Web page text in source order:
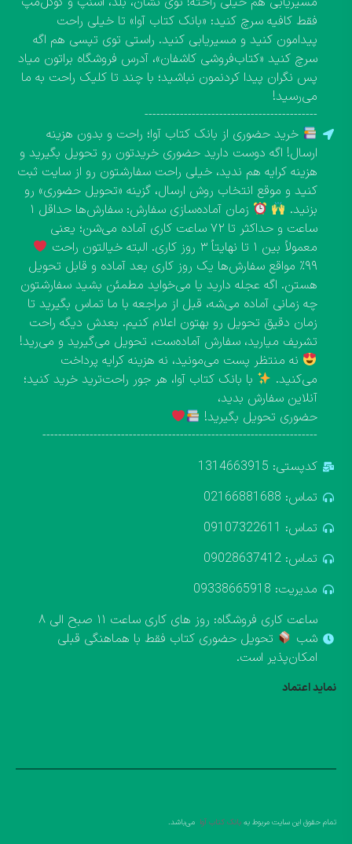
فقط کافیه سرچ کنید: «بانک کتاب آوا» تا خیلی راحت
پیدامون کنید و مسیریابی کنید. راستی توی تپسی هم اگه
سرچ کنید «کتاب‌فروشی کاشفان»، آدرس فروشگاه براتون میاد
پس نگران پیدا کردنمون نباشید؛ با چند تا کلیک راحت به ما
می‌رسید!
--------------------------------------------
خرید حضوری از بانک کتاب آوا؛ راحت و بدون هزینه
ارسال! اگه دوست دارید حضوری خریدتون رو تحویل بگیرید و
هزینه کرایه هم ندید، خیلی راحت سفارشتون رو از سایت ثبت
کنید و موقع انتخاب روش ارسال، گزینه «تحویل حضوری» رو
بزنید.
زمان آماده‌سازی سفارش: سفارش‌ها حداقل ۱
ساعت و حداکثر تا ۷۲ ساعت کاری آماده می‌شن؛ یعنی
معمولاً بین ۱ تا نهایتاً ۳ روز کاری. البته خیالتون راحت
۹۹٪ مواقع سفارش‌ها یک روز کاری بعد آماده و قابل تحویل
هستن. اگه عجله دارید یا می‌خواید مطمئن بشید سفارشتون
چه زمانی آماده می‌شه، قبل از مراجعه با ما تماس بگیرید تا
زمان دقیق تحویل رو بهتون اعلام کنیم. بعدش دیگه راحت
تشریف میارید، سفارش آماده‌ست، تحویل می‌گیرید و می‌رید!
نه منتظر پست می‌مونید، نه هزینه کرایه پرداخت
می‌کنید.
با بانک کتاب آوا، هر جور راحت‌ترید خرید کنید؛
آنلاین سفارش بدید،
حضوری تحویل بگیرید!
----------------------------------------------------------------------
کدپستی: 1314663915
تماس: 02166881688
تماس: 09107322611
تماس: 09028637412
مدیریت: 09338665918
ساعت کاری فروشگاه: روز های کاری ساعت ۱۱ صبح الی ۸
شب
تحویل حضوری کتاب فقط با هماهنگی قبلی
امکان‌پذیر است.
نماید اعتماد
تمام حقوق این سایت مربوط به بانک کتاب آوا می‌باشد.